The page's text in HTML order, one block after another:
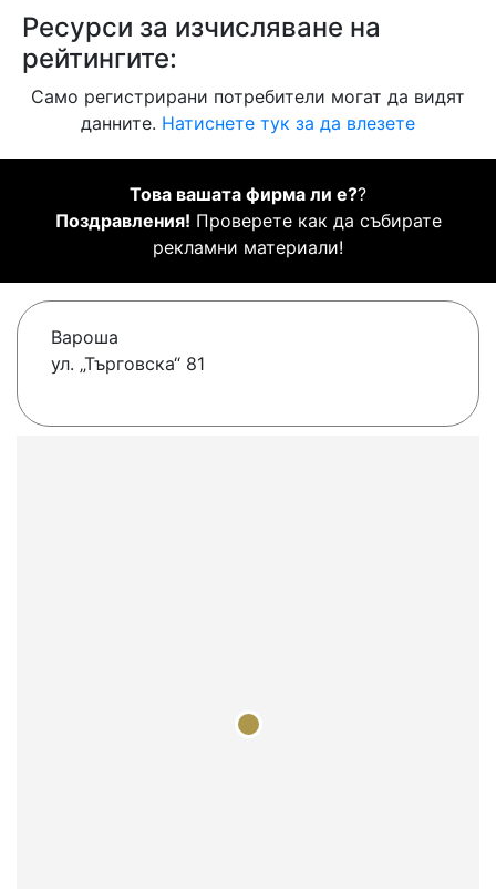
Ресурси за изчисляване на
рейтингите:
Само регистрирани потребители могат да видят
данните. Натиснете тук за да влезете
Това вашата фирма ли е??
Поздравления! Проверете как да събирате
рекламни материали!
Вароша
ул. „Търговска“ 81